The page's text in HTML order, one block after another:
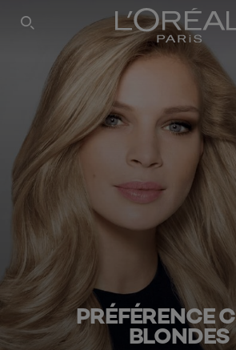
SEARCH THIS SITE
PRÉFÉRENCE
BLONDES